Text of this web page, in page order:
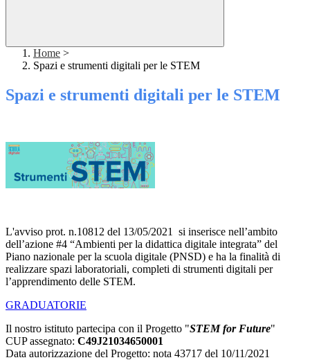
Home >
Spazi e strumenti digitali per le STEM
Spazi e strumenti digitali per le STEM
L'avviso prot. n.10812 del 13/05/2021 si inserisce nell’ambito
dell’azione #4 “Ambienti per la didattica digitale integrata” del
Piano nazionale per la scuola digitale (PNSD) e ha la finalità di
realizzare spazi laboratoriali, completi di strumenti digitali per
l’apprendimento delle STEM.
GRADUATORIE
Il nostro istituto partecipa con il Progetto "STEM for Future"
CUP assegnato: C49J21034650001
Data autorizzazione del Progetto: nota 43717 del 10/11/2021